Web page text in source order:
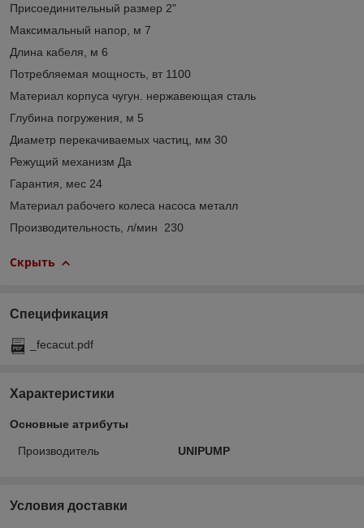
Присоединительный размер 2"
Максимальный напор, м 7
Длина кабеля, м 6
Потребляемая мощность, вт 1100
Материал корпуса чугун. нержавеющая сталь
Глубина погружения, м 5
Диаметр перекачиваемых частиц, мм 30
Режущий механизм Да
Гарантия, мес 24
Материал рабочего колеса насоса металл
Производительность, л/мин 230
Скрыть
Спецификация
_fecacut.pdf
Характеристики
Основные атрибуты
Производитель UNIPUMP
Условия доставки